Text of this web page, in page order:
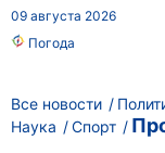
09 августа 2026
Погода
Все новости
Наука
Спорт